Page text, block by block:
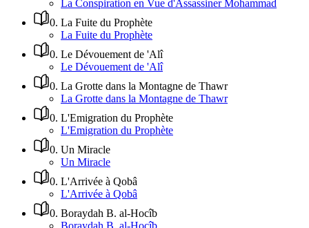
La Conspiration en Vue d'Assassiner Mohammad
0. La Fuite du Prophète
La Fuite du Prophète
0. Le Dévouement de 'Alî
Le Dévouement de 'Alî
0. La Grotte dans la Montagne de Thawr
La Grotte dans la Montagne de Thawr
0. L'Emigration du Prophète
L'Emigration du Prophète
0. Un Miracle
Un Miracle
0. L'Arrivée à Qobâ
L'Arrivée à Qobâ
0. Boraydah B. al-Hocîb
Boraydah B. al-Hocîb